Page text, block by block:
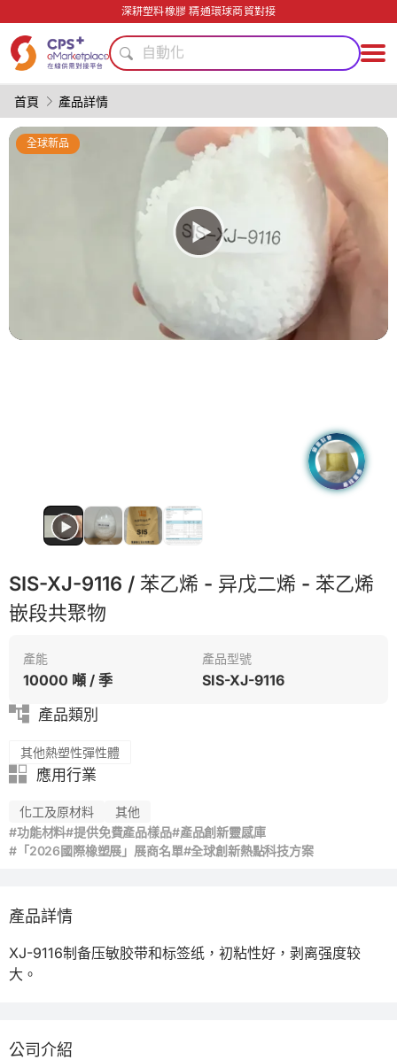
深耕塑料橡膠 精通環球商貿對接
PVC
自動化
PP
PET
數字化生產
環境友好
模具
食品級
PVC
安全包裝技術
自動化
PP
綠色成型方案
首頁 產品詳情
全球新品
SIS-XJ-9116 / 苯乙烯 - 异戊二烯 - 苯乙烯
嵌段共聚物
產能
10000 噸 / 季
產品型號
SIS-XJ-9116
產品類別
其他熱塑性彈性體
應用行業
化工及原材料
其他
#功能材料#提供免費產品樣品#產品創新靈感庫
#「2026國際橡塑展」展商名單#全球創新熱點科技方案
產品詳情
XJ-9116制备压敏胶带和标签纸，初粘性好，剥离强度较
大。
公司介紹